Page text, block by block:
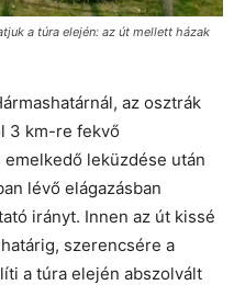
a túra elején: az út mellett házak
az osztrák
3 km-re fekvő
leküzdése után
lévő elágazásban
irányt. Innen az út kissé
szerencsére a
a túra elején abszolvált